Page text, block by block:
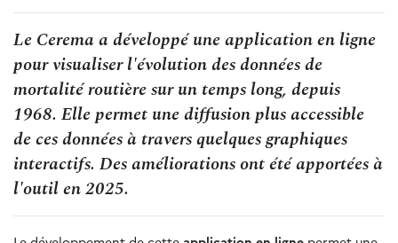
Le Cerema a développé une application en ligne
pour visualiser l'évolution des données de
mortalité routière sur un temps long, depuis
1968. Elle permet une diffusion plus accessible
de ces données à travers quelques graphiques
interactifs. Des améliorations ont été apportées à
l'outil en 2025.